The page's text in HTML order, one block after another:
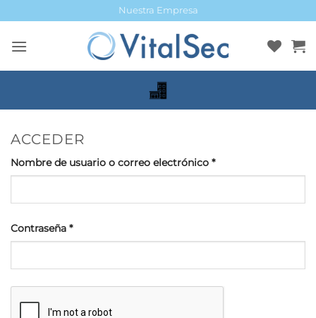
al
contenido
Nuestra Empresa
ACCEDER
Nombre de usuario o correo electrónico *Obligatorio
Contraseña *Obligatorio